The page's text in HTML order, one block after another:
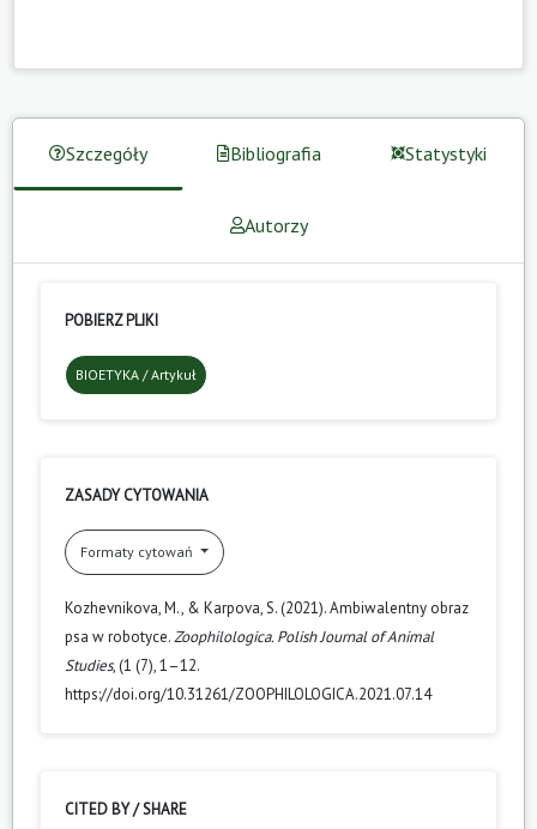
Szczegóły Bibliografia Statystyki
Autorzy
POBIERZ PLIKI
BIOETYKA / Artykuł
ZASADY CYTOWANIA
Formaty cytowań
Kozhevnikova, M., & Karpova, S. (2021). Ambiwalentny obraz
psa w robotyce.Zoophilologica. Polish Journal of Animal
Studies, (1 (7), 1–12.
https://doi.org/10.31261/ZOOPHILOLOGICA.2021.07.14
CITED BY / SHARE